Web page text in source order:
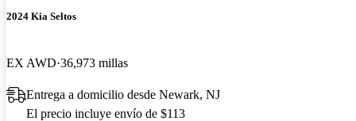
2024 Kia Seltos
EX AWD 36,973 millas
Entrega a domicilio desde Newark, NJ
El precio incluye envío de $113